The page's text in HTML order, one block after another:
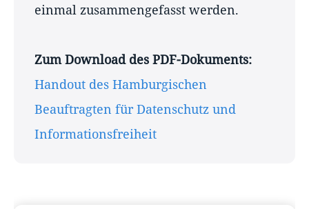
einmal zusammengefasst werden.
Zum Download des PDF-Dokuments:
Handout des Hamburgischen
Beauftragten für Datenschutz und
Informationsfreiheit